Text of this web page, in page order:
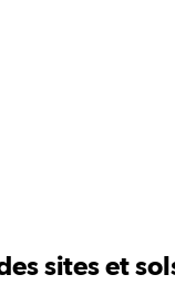
sites et